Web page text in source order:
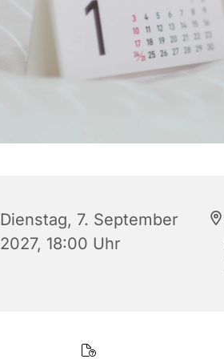
Dienstag, 7. September
2027, 18:00 Uhr